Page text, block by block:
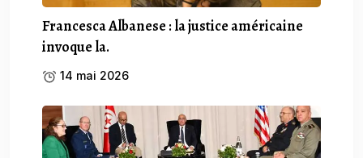
Francesca Albanese : la justice américaine
invoque la.
14 mai 2026